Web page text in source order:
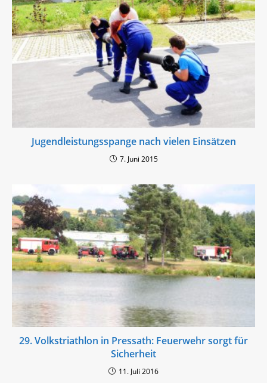
Jugendleistungsspange nach vielen Einsätzen
7. Juni 2015
29. Volkstriathlon in Pressath: Feuerwehr sorgt für
Sicherheit
11. Juli 2016